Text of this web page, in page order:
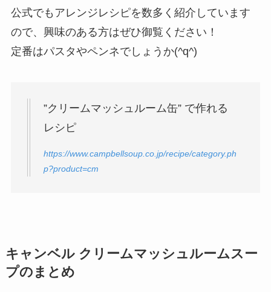
公式でもアレンジレシピを数多く紹介しています
ので、興味のある方はぜひ御覧ください！
定番はパスタやペンネでしょうか(^q^)
”クリームマッシュルーム缶” で作れる
レシピ
https://www.campbellsoup.co.jp/recipe/category.ph
p?product=cm
キャンベル クリームマッシュルームスー
プのまとめ